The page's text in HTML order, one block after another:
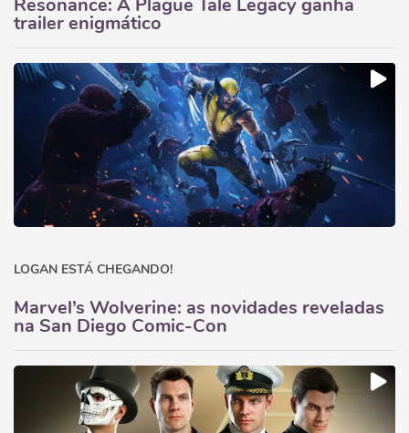
Resonance: A Plague Tale Legacy ganha
trailer enigmático
LOGAN ESTÁ CHEGANDO!
Marvel’s Wolverine: as novidades reveladas
na San Diego Comic-Con